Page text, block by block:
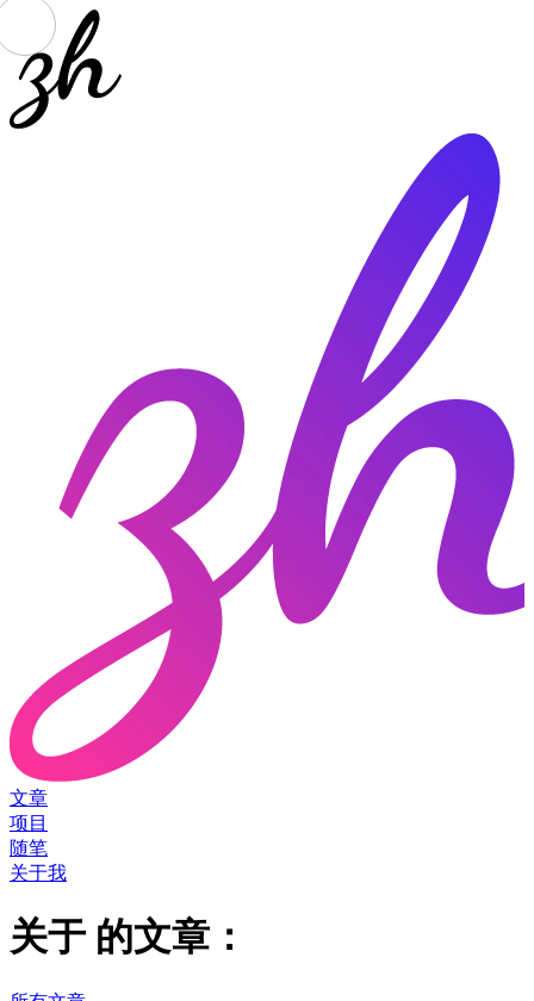
文章
项目
随笔
关于我
关于 的文章：